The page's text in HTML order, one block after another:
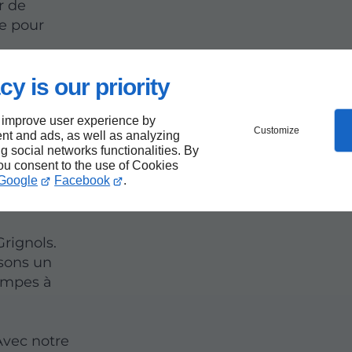
is our priority
user experience by
and ads, as well as analyzing
social networks functionalities. By
consent to the use of Cookies
Facebook .
Customize
de
pour
à
un
à
notre